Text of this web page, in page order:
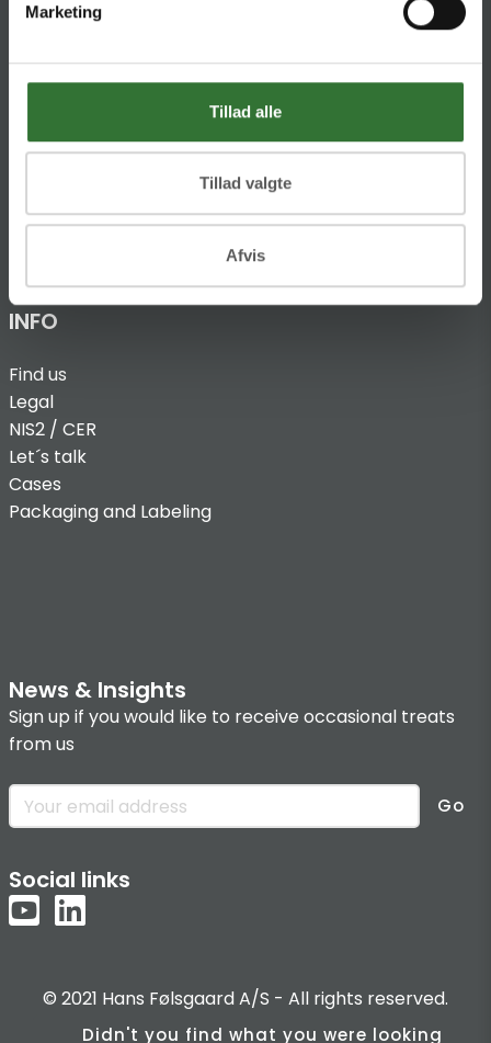
Marketing
Tillad alle
Tillad valgte
Afvis
Ellemosen 4
@:denmark@folsgaard.com
INFO
Find us
Legal
NIS2 / CER
Let´s talk
Cases
Packaging and Labeling
News & Insights
Sign up if you would like to receive occasional treats
from us
Go
Social links
© 2021 Hans Følsgaard A/S - All rights reserved.
Didn't you find what you were looking